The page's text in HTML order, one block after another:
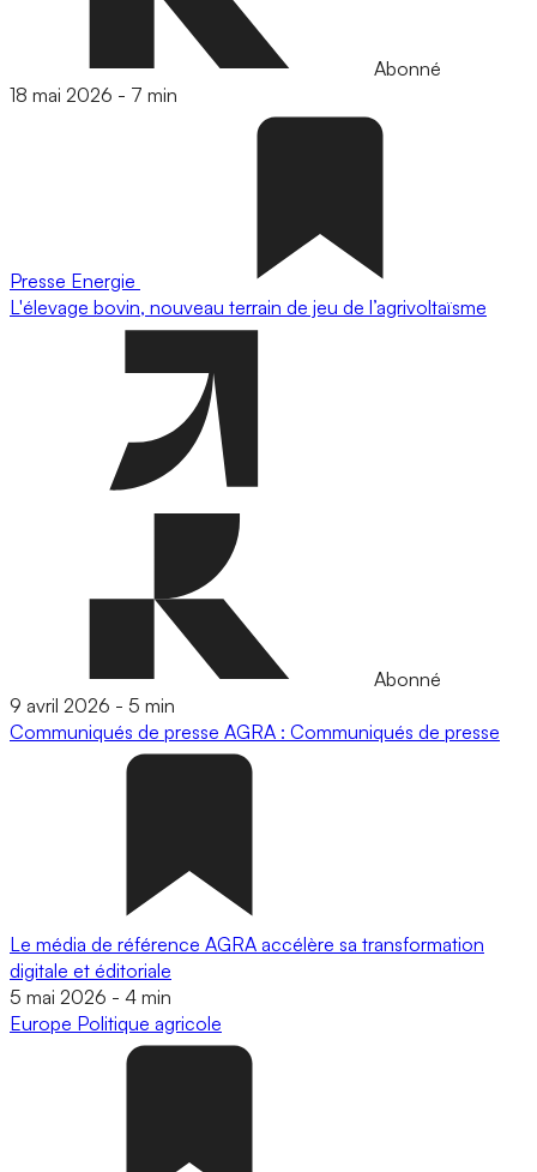
Abonné
18 mai 2026 - 7 min
Presse Energie
L'élevage bovin, nouveau terrain de jeu de l’agrivoltaïsme
Abonné
9 avril 2026 - 5 min
Communiqués de presse AGRA : Communiqués de presse
Le média de référence AGRA accélère sa transformation
digitale et éditoriale
5 mai 2026 - 4 min
Europe Politique agricole